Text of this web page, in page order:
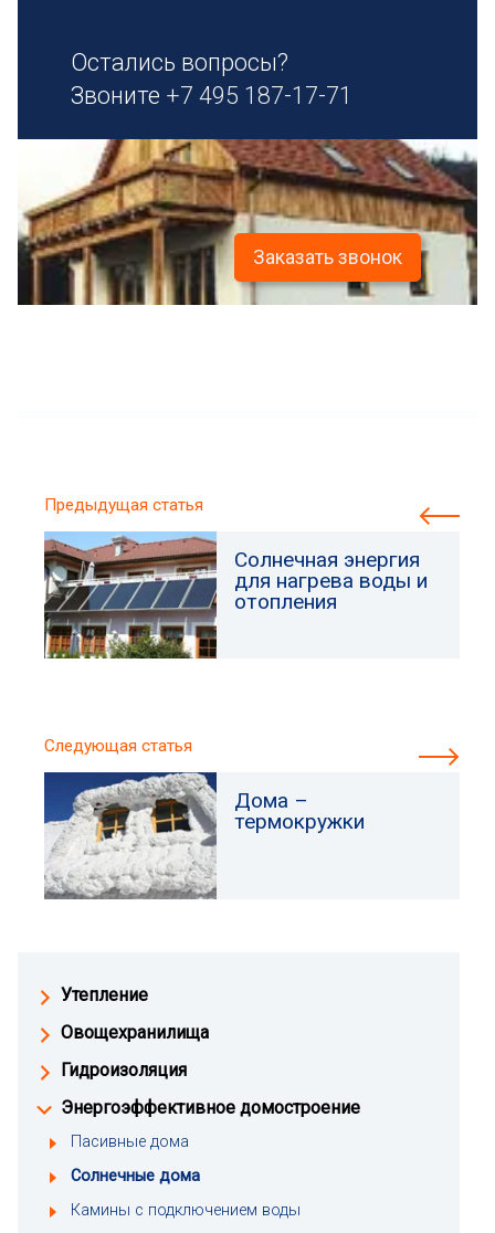
Остались вопросы?
Звоните +7 495 187-17-71
Заказать звонок
Утепление
Овощехранилища
Гидроизоляция
Энергоэффективное домостроение
Пасивные дома
Солнечные дома
Камины с подключением воды
Предыдущая статья
Солнечная энергия
для нагрева воды и
отопления
Следующая статья
Дома –
термокружки